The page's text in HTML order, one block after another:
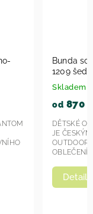
BUN
Bunda
melír+
Skladem
od815
DĚTSKÉ
JE